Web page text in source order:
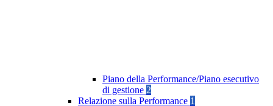
Piano della Performance/Piano esecutivo
di gestione 2
Relazione sulla Performance 1